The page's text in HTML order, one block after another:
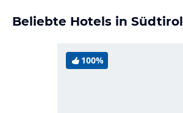
Beliebte Hotels in Südtirol
100%